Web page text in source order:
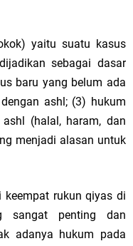
yaitu suatu kasus
sebagai dasar
baru yang belum ada
ashl; (3) hukum
(halal, haram, dan
menjadi alasan untuk
keempat rukun qiyas di
sangat penting dan
adanya hukum pada